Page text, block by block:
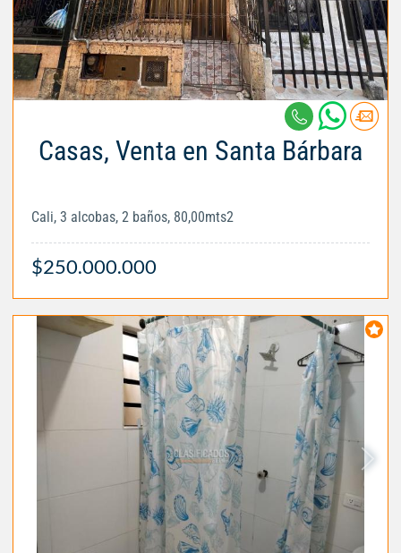
Casas, Venta en Santa Bárbara
Cali, 3 alcobas, 2 baños, 80,00mts2
$250.000.000